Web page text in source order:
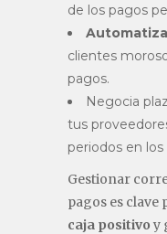
de los pagos
clientes
pagos.
Negocia
tus
periodos en
Gestionar
pagos es
caja positivo y